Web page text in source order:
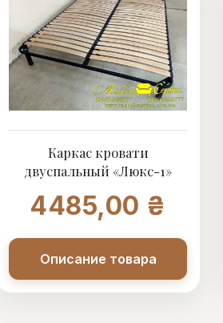
Каркас кровати
двуспальный «Люкс-1»
4485,00 ₴
Описание товара